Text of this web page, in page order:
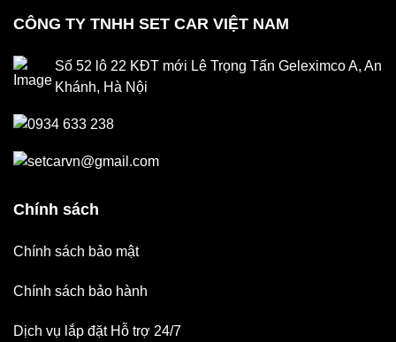
CÔNG TY TNHH SET CAR VIỆT NAM
Số 52 lô 22 KĐT mới Lê Trọng Tấn Geleximco A, An
Khánh, Hà Nội
0934 633 238
setcarvn@gmail.com
Chính sách
Chính sách bảo mật
Chính sách bảo hành
Dịch vụ lắp đặt Hỗ trợ 24/7